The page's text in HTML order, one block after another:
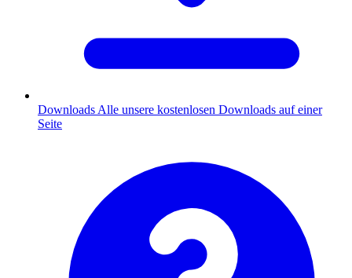
Downloads Alle unsere kostenlosen Downloads auf einer
Seite